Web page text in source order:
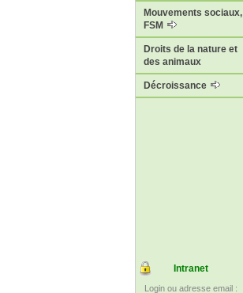
Mouvements sociaux,
FSM
Droits de la nature et
des animaux
Décroissance
Intranet
Login ou adresse email :